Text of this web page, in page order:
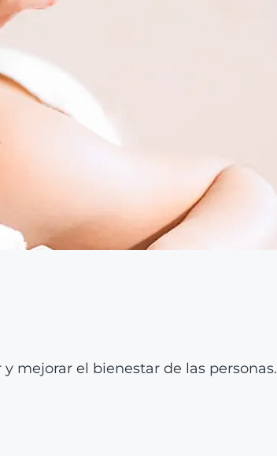
mejorar el bienestar de las personas.